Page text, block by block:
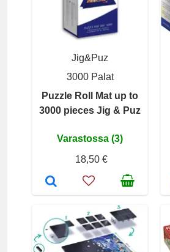
Jig&Puz
3000 Palat
Puzzle Roll Mat up to
3000 pieces Jig & Puz
Varastossa (3)
18,50 €